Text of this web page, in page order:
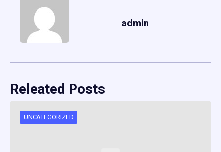
admin
Releated Posts
UNCATEGORIZED